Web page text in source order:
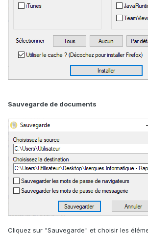
Sauvegarde de documents
Cliquez sur "Sauvegarde" et choisir les